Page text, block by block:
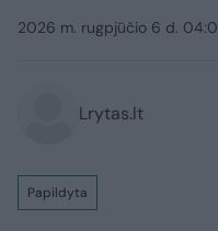
2026 m. rugpjūčio 6 d.
Lrytas.lt
Papildyta